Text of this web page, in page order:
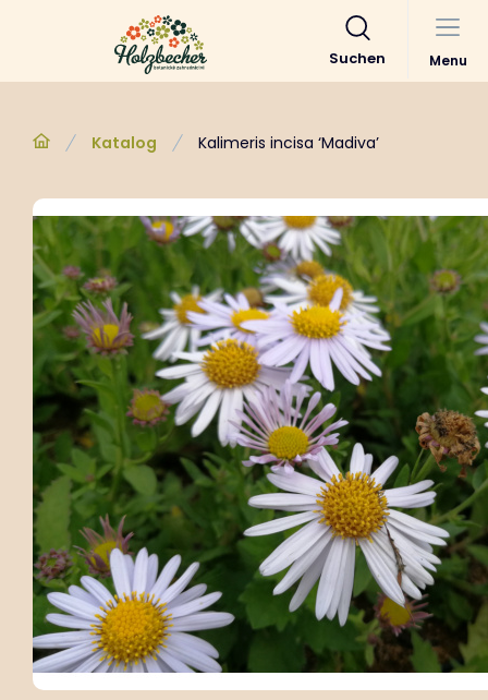
Suchen Menu
Katalog Kalimeris incisa ‘Madiva’